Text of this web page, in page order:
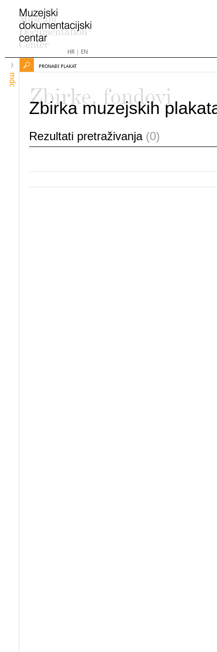
HR| EN
mdc
PRONAĐI PLAKAT
Zbirke, fondovi
Zbirka muzejskih
Rezultati pretraživanja (0)